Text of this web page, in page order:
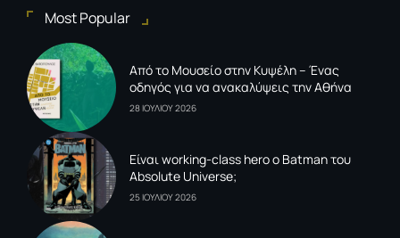
Most Popular
Από το Μουσείο στην Κυψέλη – Ένας
οδηγός για να ανακαλύψεις την Αθήνα
28 ΙΟΥΛΙΟΥ 2026
Είναι working-class hero ο Batman του
Absolute Universe;
25 ΙΟΥΛΙΟΥ 2026